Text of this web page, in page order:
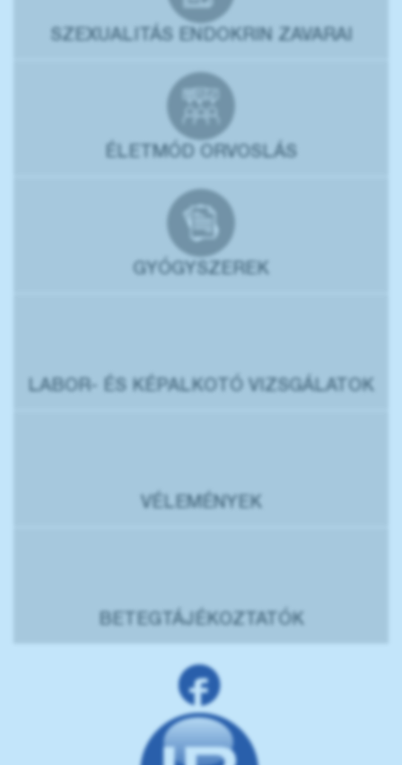
SZEXUALITÁS ENDOKRIN ZAVARAI
ÉLETMÓD ORVOSLÁS
GYÓGYSZEREK
LABOR- ÉS KÉPALKOTÓ VIZSGÁLATOK
VÉLEMÉNYEK
BETEGTÁJÉKOZTATÓK